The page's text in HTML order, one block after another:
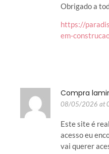
Obrigado a
https://
em-
Compra
08/05/2026 at
Este site é
acesso eu
vai querer